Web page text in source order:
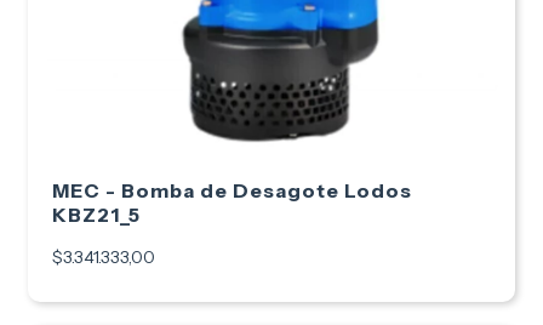
MEC - Bomba de Desagote Lodos
KBZ21_5
$3.341.333,00